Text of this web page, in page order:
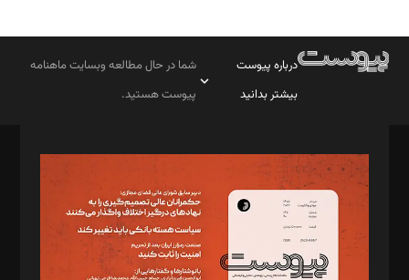
درباره پیوست
بیشتر بدانید
شما در حال مطالعه وبسایت ماهنامه
پیوست هستید.
مدیر مسئول: محمدباقر اثنی‌عشری
سردبیر: مهرک محمودی
دبیر تحریریه: میثم قاسمی
د‌بیر ناداستان: سمانه سمیع
د‌بیر خدمت و تجارت: ابوالفضل رجبی